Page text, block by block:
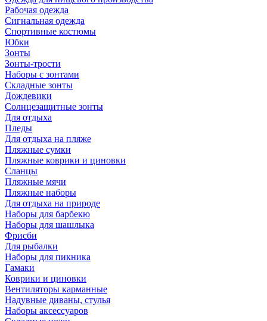
Рабочая одежда
Сигнальная одежда
Спортивные костюмы
Юбки
Зонты
Зонты-трости
Наборы с зонтами
Складные зонты
Дождевики
Солнцезащитные зонты
Для отдыха
Пледы
Для отдыха на пляже
Пляжные сумки
Пляжные коврики и циновки
Сланцы
Пляжные мячи
Пляжные наборы
Для отдыха на природе
Наборы для барбекю
Наборы для шашлыка
Фрисби
Для рыбалки
Наборы для пикника
Гамаки
Коврики и циновки
Вентиляторы карманные
Надувные диваны, стулья
Наборы аксессуаров